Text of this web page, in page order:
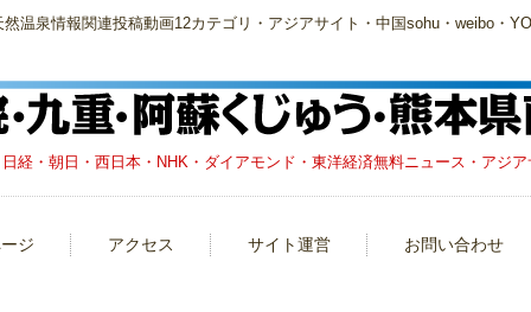
温泉情報関連投稿動画12カテゴリ・アジアサイト・中国sohu・weibo・
経・朝日・西日本・NHK・ダイアモンド・東洋経済無料ニュース・アジ
ジ アクセス サイト運営 お問い合わせ